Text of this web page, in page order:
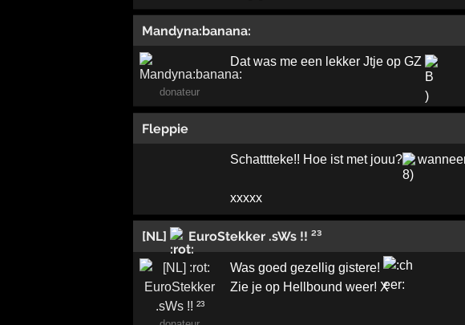
Mandyna:banana:
donateur
Dat was me een lekker Jtje op GZ
Fleppie
Schatttteke!! Hoe ist met jouu?
xxxxx
[NL] EuroStekker .sWs !! ²³
Was goed gezellig gistere!
Zie je op Hellbound weer! X